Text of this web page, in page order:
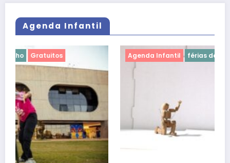
Agenda Infantil
Agenda Infantil férias de julho Gratuitos